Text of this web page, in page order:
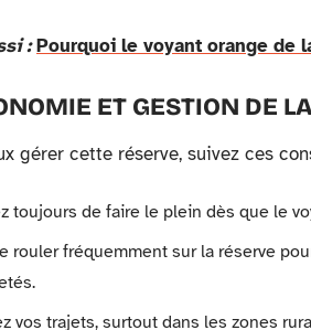
: Pourquoi le voyant orange de
ET GESTION DE
gérer cette réserve, suivez ces
toujours de faire le plein dès que le
rouler fréquemment sur la réserve
vos trajets, surtout dans les zones